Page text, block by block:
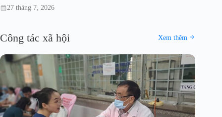
27 tháng 7, 2026
Công tác xã hội Xem thêm